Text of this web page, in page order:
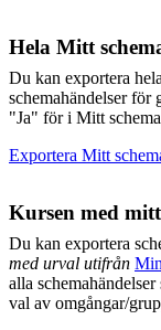
Hela Mitt
Du kan exportera hela
schemahändelser
"Ja" för i Mitt
Exportera Mitt
Kursen med
Du kan exportera
med urval utifrån
alla
val av omgångar/